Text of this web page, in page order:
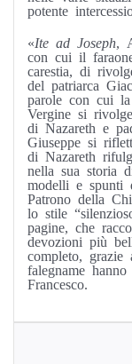
potente
«Ite ad Joseph,
con cui il
carestia, di
del patriarca
parole con cui
Vergine si
di Nazareth e
Giuseppe si
di Nazareth
nella sua storia
modelli e spunti
Patrono della
lo stile
pagine, che
devozioni più
completo, grazie
falegname
Francesco.